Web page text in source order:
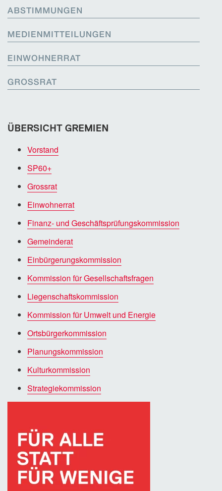
ABSTIMMUNGEN
MEDIENMITTEILUNGEN
EINWOHNERRAT
GROSSRAT
ÜBERSICHT GREMIEN
Vorstand
SP60+
Grossrat
Einwohnerrat
Finanz- und Geschäftsprüfungskommission
Gemeinderat
Einbürgerungskommission
Kommission für Gesellschaftsfragen
Liegenschaftskommission
Kommission für Umwelt und Energie
Ortsbürgerkommission
Planungskommission
Kulturkommission
Strategiekommission